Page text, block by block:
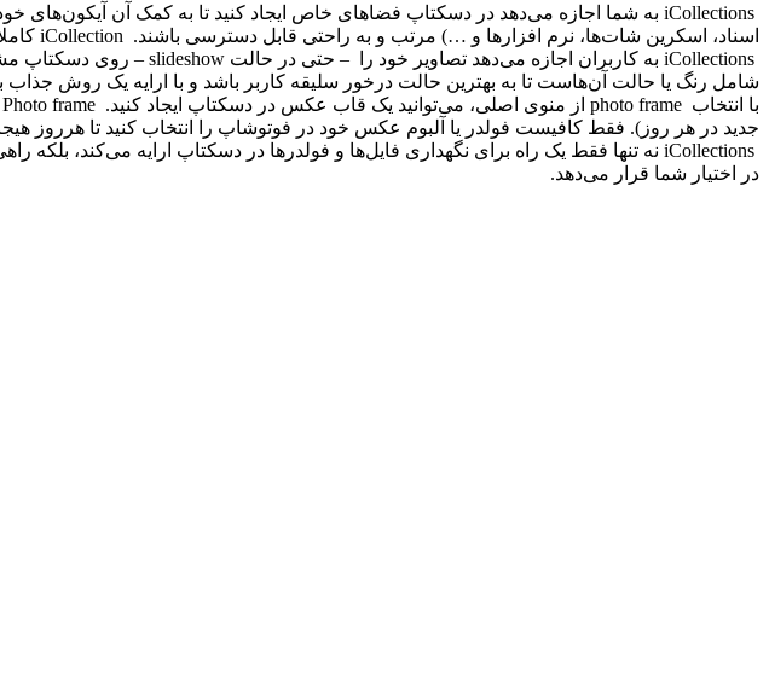
iCollections به شما اجازه می‌دهد در دسکتاپ فضاهای خاص ایجاد کنید تا به کمک آن آیکون‌های
اسناد، اسکرین شات‌ها، نرم افزارها و …) مرتب و به راحتی قابل دسترسی باشند. iCollection
iCollections به کاربران اجازه می‌دهد تصاویر خود را – حتی در حالت slideshow – روی دسکتاپ
شامل رنگ یا حالت آن‌هاست تا به بهترین حالت درخور سلیقه کاربر باشد و با ارایه یک روش
با انتخاب photo frame از منوی اصلی، می‌توانید یک قاب عکس در دسکتاپ ایجاد کنید. Photo frame
جدید در هر روز). فقط کافیست فولدر یا آلبوم عکس خود در فوتوشاپ را انتخاب کنید تا هرروز
iCollections نه تنها فقط یک راه برای نگهداری فایل‌ها و فولدرها در دسکتاپ ارایه می‌کند،
در اختیار شما قرار می‌دهد.